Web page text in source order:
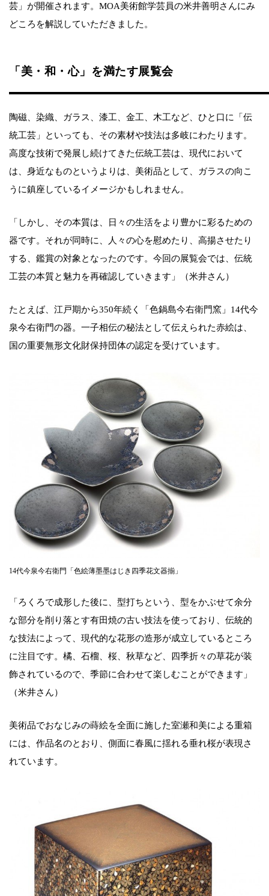
芸」が開催されます。MOA美術館学芸員の米井善明さんにみ
どころを解説していただきました。
「美・和・心」を満たす展覧会
陶磁、染織、ガラス、漆工、金工、木工など、ひと口に「伝
統工芸」といっても、その素材や技法は多岐にわたります。
高度な技術で発展し続けてきた伝統工芸は、現代において
は、身近なものというよりは、美術品として、ガラスの向こ
うに鎮座しているイメージかもしれません。
「しかし、その本質は、日々の生活をより豊かに彩るための
器です。それが同時に、人々の心を慰めたり、高揚させたり
する、鑑賞の対象となったのです。今回の展覧会では、伝統
工芸の本質と魅力を再確認していきます」（米井さん）
たとえば、江戸期から350年続く「色鍋島今右衛門窯」14代今
泉今右衛門の器。一子相伝の秘法として伝えられた赤絵は、
国の重要無形文化財保持団体の認定を受けています。
14代今泉今右衛門「色絵薄墨墨はじき四季花文器揃」
「ろくろで成形した後に、型打ちという、型をかぶせて余分
な部分を削り落とす有田焼の古い技法を使っており、伝統的
な技法によって、現代的な花形の造形が成立しているところ
に注目です。橘、石榴、桜、秋草など、四季折々の草花が装
飾されているので、季節に合わせて楽しむことができます」
（米井さん）
美術品でおなじみの蒔絵を全面に施した室瀬和美による重箱
には、作品名のとおり、側面に春風に揺れる垂れ桜が表現さ
れています。